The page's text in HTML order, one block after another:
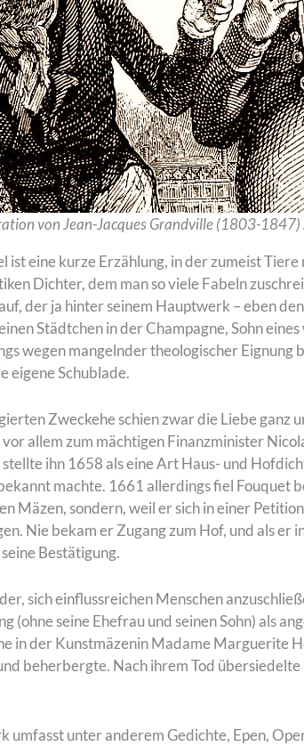
von Jean-Jacques Grandville (1803-1847)
eine kurze Erzählung, in der zumeist
Dichter, dem man so viele Fabeln
der ja hinter seinem Hauptwerk – eben
Städtchen in der Champagne, Sohn
wegen mangelnder theologischer
eigene Schublade.
Zweckehe schien zwar die Liebe
allem zum mächtigen Finanzminister
ihn 1658 als eine Art Haus- und
machte. 1661 allerdings fiel Fouquet
Mäzen, sondern, weil er sich in einer
Nie bekam er Zugang zum Hof, und als
Bestätigung.
sich einflussreichen Menschen
(ohne seine Ehefrau und seinen Sohn) als
in der Kunstmäzenin Madame Marguerite
beherbergte. Nach ihrem Tod
umfasst unter anderem Gedichte, Epen,